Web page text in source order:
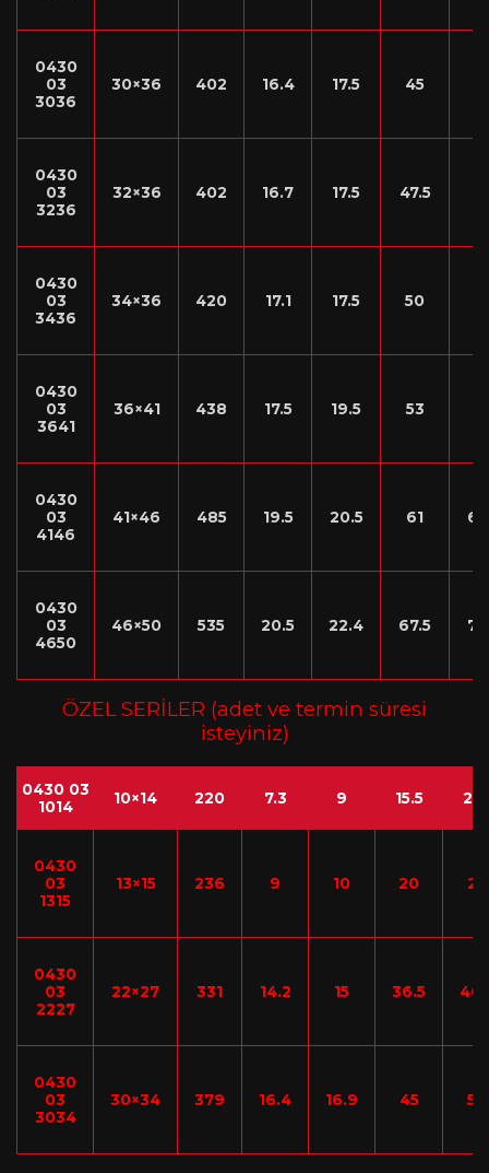
0430
03
3036
30×36 402 16.4 17.5 45
0430
03
3236
32×36 402 16.7 17.5 47.5
0430
03
3436
34×36 420 17.1 17.5 50
0430
03
3641
36×41 438 17.5 19.5 53
0430
03
4146
41×46 485 19.5 20.5 61
0430
03
4650
46×50 535 20.5 22.4 67.5
ÖZEL SERİLER (adet ve termin süresi
isteyiniz)
0430 03
1014
10×14 220 7.3 9 15.5
0430
03
1315
13×15 236 9 10 20 23
0430
03
2227
22×27 331 14.2 15 36.5
0430
03
3034
30×34 379 16.4 16.9 45 50